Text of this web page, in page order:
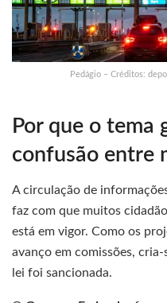
Pedágio – Créditos:
Por que o tema
confusão entre
A circulação de
faz com que muitos
está em vigor. Como os
avanço em comissões,
lei foi sancionada.